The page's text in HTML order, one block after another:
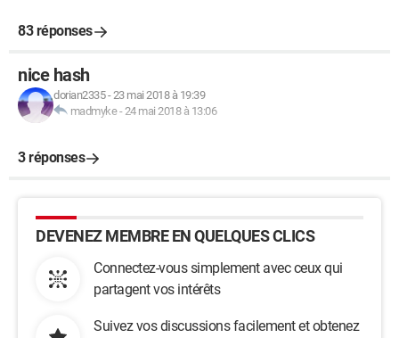
83 réponses
nice hash
dorian2335-23 mai 2018 à 19:39
madmyke-24 mai 2018 à 13:06
3 réponses
DEVENEZ MEMBRE EN QUELQUES CLICS
Connectez-vous simplement avec ceux qui
partagent vos intérêts
Suivez vos discussions facilement et obtenez